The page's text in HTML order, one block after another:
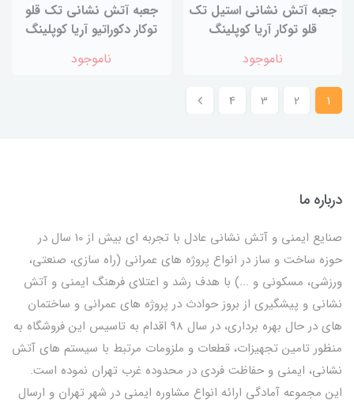
جعبه آتش نشانی استیل تک
قلو توکار آریا کوپلینگ
ناموجود
جعبه آتش نشانی تک قلو
توکار دکوراتیو آریا کوپلینگ
ناموجود
1
2
3
4
درباره ما
صنایع ایمنی و آتش نشانی عادل با تجربه ای بیش از 10 سال در
حوزه ساخت و ساز در انواع پروژه های عمرانی (راه سازی، صنعتی،
ورزشی، مسکونی و ...) با هدف رشد و اعتلای فرهنگ ایمنی و آتش
نشانی و پیشگیری از بروز حوادث در پروژه های عمرانی و ساختمان
های در حال بهره برداری، در سال 98 اقدام به تاسیس این فروشگاه به
منظور تامین تجهیزات، قطعات و ملزومات مرتبط با سیستم های آتش
نشانی، ایمنی و حفاظت فردی در محدوده غرب تهران نموده است.
این مجموعه آمادگی ارائه انواع مشاوره ایمنی در شهر تهران و ارسال